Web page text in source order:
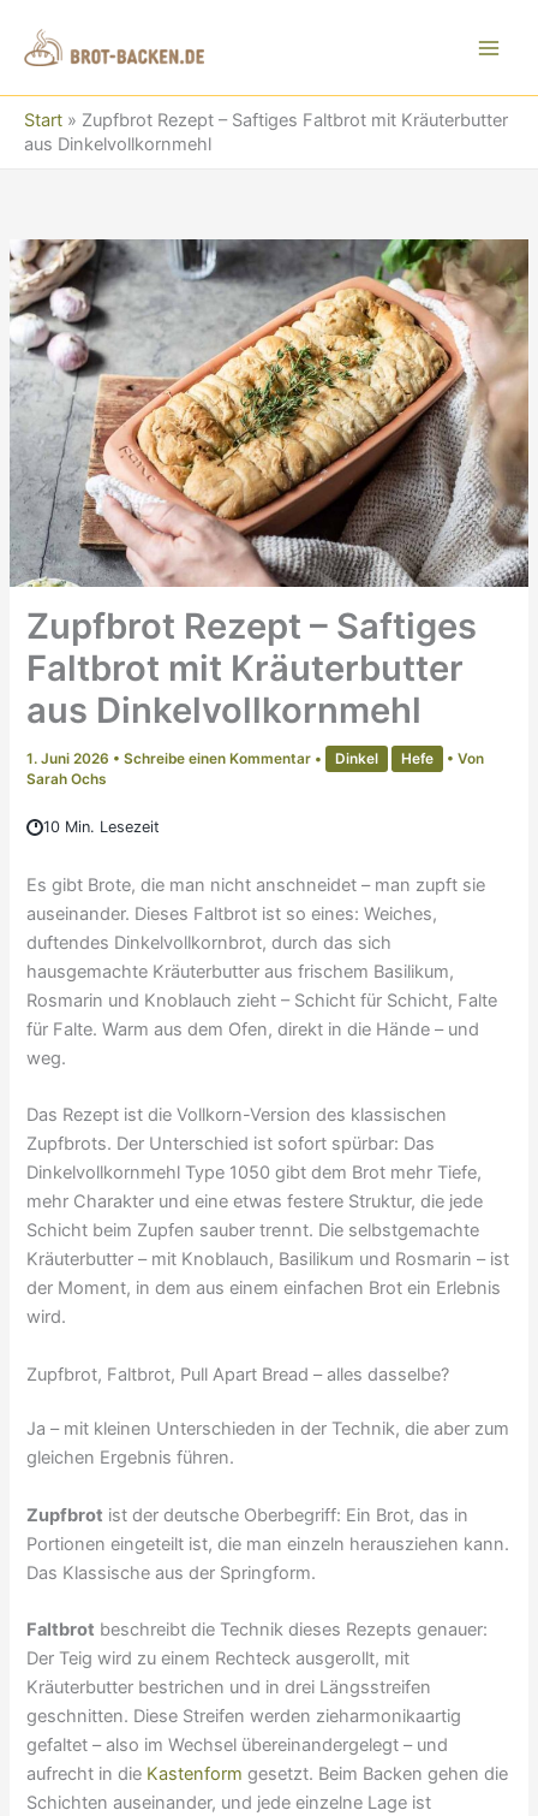
Inhalt
springen
Start » Zupfbrot Rezept – Saftiges Faltbrot mit Kräuterbutter
aus Dinkelvollkornmehl
Zupfbrot Rezept – Saftiges
Faltbrot mit Kräuterbutter
aus Dinkelvollkornmehl
1. Juni 2026 •Schreibe einen Kommentar • Dinkel Hefe
• Von
Sarah Ochs
10 Min. Lesezeit
Es gibt Brote, die man nicht anschneidet – man zupft sie
auseinander. Dieses Faltbrot ist so eines: Weiches,
duftendes Dinkelvollkornbrot, durch das sich
hausgemachte Kräuterbutter aus frischem Basilikum,
Rosmarin und Knoblauch zieht – Schicht für Schicht, Falte
für Falte. Warm aus dem Ofen, direkt in die Hände – und
weg.
Das Rezept ist die Vollkorn-Version des klassischen
Zupfbrots. Der Unterschied ist sofort spürbar: Das
Dinkelvollkornmehl Type 1050 gibt dem Brot mehr Tiefe,
mehr Charakter und eine etwas festere Struktur, die jede
Schicht beim Zupfen sauber trennt. Die selbstgemachte
Kräuterbutter – mit Knoblauch, Basilikum und Rosmarin – ist
der Moment, in dem aus einem einfachen Brot ein Erlebnis
wird.
Zupfbrot, Faltbrot, Pull Apart Bread – alles dasselbe?
Ja – mit kleinen Unterschieden in der Technik, die aber zum
gleichen Ergebnis führen.
Zupfbrot ist der deutsche Oberbegriff: Ein Brot, das in
Portionen eingeteilt ist, die man einzeln herausziehen kann.
Das Klassische aus der Springform.
Faltbrot beschreibt die Technik dieses Rezepts genauer:
Der Teig wird zu einem Rechteck ausgerollt, mit
Kräuterbutter bestrichen und in drei Längsstreifen
geschnitten. Diese Streifen werden zieharmonikaartig
gefaltet – also im Wechsel übereinandergelegt – und
aufrecht in die Kastenform gesetzt. Beim Backen gehen die
Schichten auseinander, und jede einzelne Lage ist